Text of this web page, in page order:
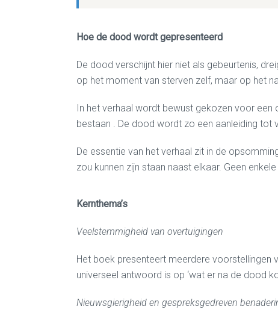
Hoe de dood wordt gepresenteerd
De dood verschijnt hier niet als gebeurtenis,
op het moment van sterven zelf, maar op het
In het verhaal wordt bewust gekozen voor een
bestaan . De dood wordt zo een aanleiding tot
De essentie van het verhaal zit in de
zou kunnen zijn staan naast elkaar. Geen
Kernthema’s
Veelstemmigheid van overtuigingen
Het boek presenteert meerdere voorstellingen
universeel antwoord is op ‘wat er na de dood
Nieuwsgierigheid en gespreksgedreven